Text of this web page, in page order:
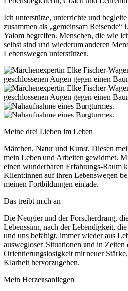
Ich unterstütze, unterrichte und
zusammen als „gemeinsam Reisende“
Yalom begreifen. Menschen, die wie
selbst sind und wiederum anderen
Lebenswegen unterstützen.
Meine drei Lieben im Leben
Märchen, Natur und Kunst. Diesen
mein Leben und Arbeiten gewidmet.
einen wunderbaren Erfahrungs-Raum
Klient:innen auf ihren Lebenswegen
meinen Fortbildungen einlade.
Das treibt mich an
Die Neugier und der Forscherdrang,
Lebenssinn, nach der Lebendigkeit,
und uns befähigt, immer wieder aus
ausweglosen Situationen und in Zeiten
Orientierungslosigkeit mit neuer
Klarheit hervorzugehen.
Mein Herzensanliegen